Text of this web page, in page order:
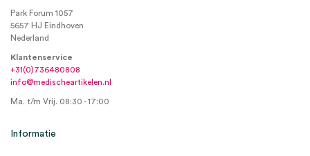
Park Forum 1057
5657 HJ Eindhoven
Nederland
Klantenservice
+31(0)736480808
info@medischeartikelen.nl
Ma. t/m Vrij. 08:30 - 17:00
Informatie